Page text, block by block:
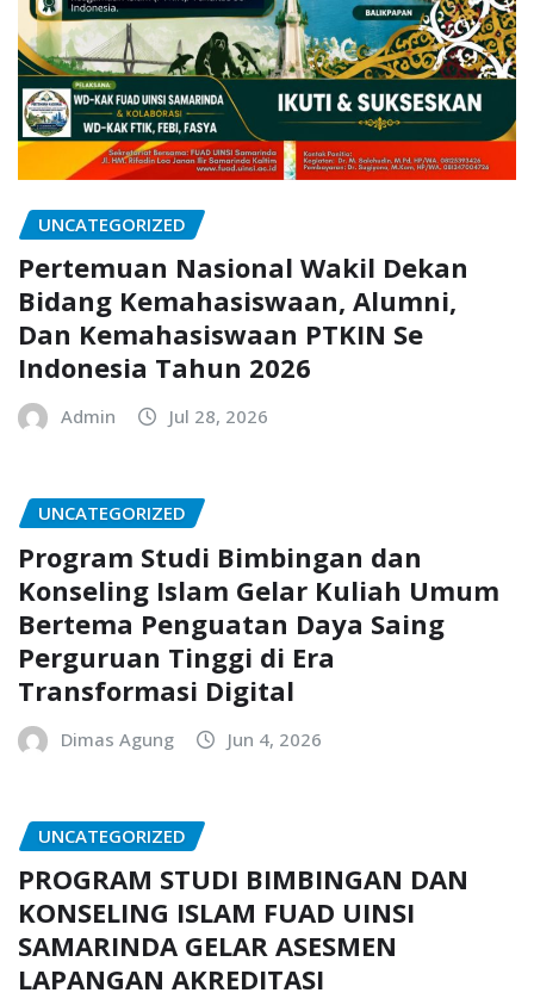
UNCATEGORIZED
Pertemuan Nasional Wakil Dekan
Bidang Kemahasiswaan, Alumni,
Dan Kemahasiswaan PTKIN Se
Indonesia Tahun 2026
Admin Jul 28, 2026
UNCATEGORIZED
Program Studi Bimbingan dan
Konseling Islam Gelar Kuliah Umum
Bertema Penguatan Daya Saing
Perguruan Tinggi di Era
Transformasi Digital
Dimas Agung Jun 4, 2026
UNCATEGORIZED
PROGRAM STUDI BIMBINGAN DAN
KONSELING ISLAM FUAD UINSI
SAMARINDA GELAR ASESMEN
LAPANGAN AKREDITASI